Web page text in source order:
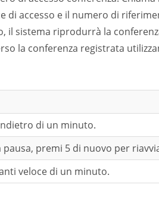
di accesso e il numero di
il sistema riprodurrà la
la conferenza registrata
di un minuto.
premi 5 di nuovo per
veloce di un minuto.